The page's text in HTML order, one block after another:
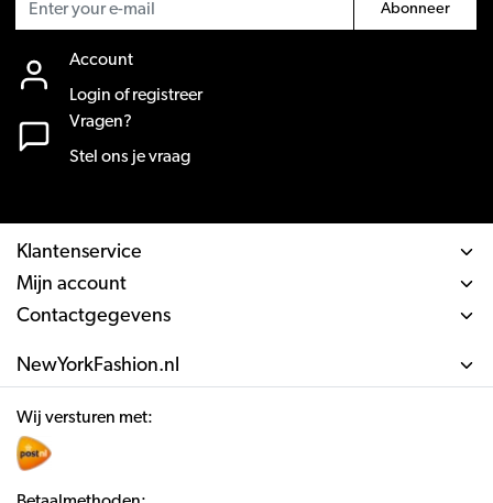
Abonneer
Account
Login of registreer
Vragen?
Stel ons je vraag
Klantenservice
Mijn account
Contactgegevens
NewYorkFashion.nl
Wij versturen met: